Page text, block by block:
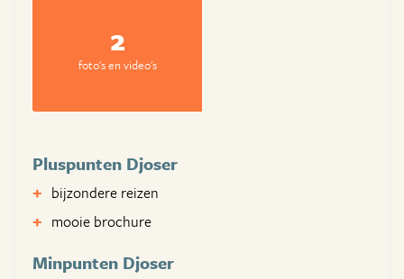
2
foto's en video's
Pluspunten Djoser
bijzondere reizen
mooie brochure
Minpunten Djoser